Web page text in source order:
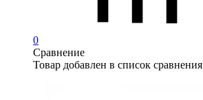
0
Сравнение
Товар добавлен в список сравнения